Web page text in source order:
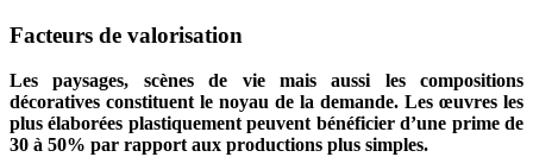
Facteurs de valorisation
Les paysages, scènes de vie mais aussi les compositions
décoratives constituent le noyau de la demande. Les œuvres les
plus élaborées plastiquement peuvent bénéficier d’une prime de
30 à 50% par rapport aux productions plus simples.